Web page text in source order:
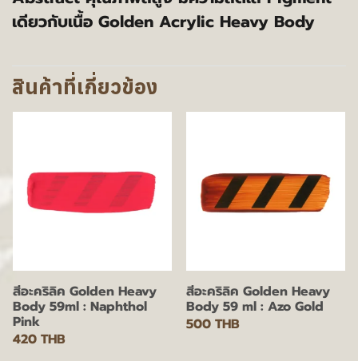
เดียวกับเนื้อ Golden Acrylic Heavy Body
สินค้าที่เกี่ยวข้อง
สีอะคริลิค Golden Heavy
Body 59ml : Naphthol
Pink
420 THB
สีอะคริลิค Golden Heavy
Body 59 ml : Azo Gold
500 THB